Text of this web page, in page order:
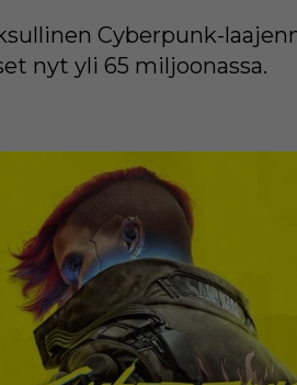
Cyberpunk-
nyt yli 65 miljoonassa.